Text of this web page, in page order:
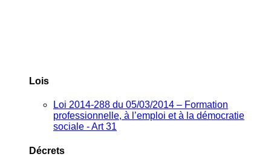
Lois
Loi 2014-288 du 05/03/2014 – Formation
professionnelle, à l’emploi et à la démocratie
sociale - Art 31
Décrets